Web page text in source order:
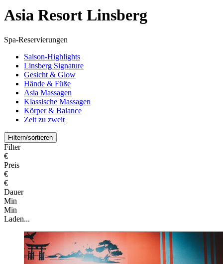
Asia Resort Linsberg
Spa-Reservierungen
Saison-Highlights
Linsberg Signature
Gesicht & Glow
Hände & Füße
Asia Massagen
Klassische Massagen
Körper & Balance
Zeit zu zweit
Filtern/sortieren
Filter
€
Preis
€
€
Dauer
Min
Min
Laden...